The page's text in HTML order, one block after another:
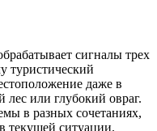
сигналы трех
туристический
даже в
лес или глубокий овраг.
в разных сочетаниях,
текущей ситуации.